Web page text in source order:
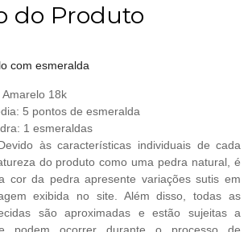
do Produto
com esmeralda
18k
5 pontos de esmeralda
1 esmeraldas
às características individuais de cada
do produto como uma pedra natural, é
cor da pedra apresente variações sutis em
exibida no site. Além disso, todas as
são aproximadas e estão sujeitas a